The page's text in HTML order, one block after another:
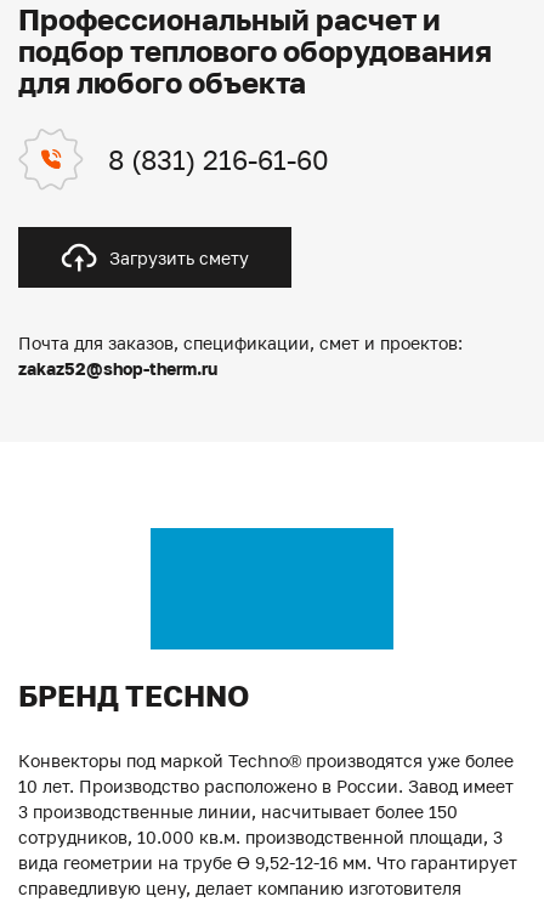
Профессиональный расчет и
подбор теплового оборудования
для любого объекта
8 (831) 216-61-60
Загрузить смету
Почта для заказов, спецификации, смет и проектов:
zakaz52@shop-therm.ru
БРЕНД TECHNO
Конвекторы под маркой Techno® производятся уже более
10 лет. Производство расположено в России. Завод имеет
3 производственные линии, насчитывает более 150
сотрудников, 10.000 кв.м. производственной площади, 3
вида геометрии на трубе ϴ 9,52-12-16 мм. Что гарантирует
справедливую цену, делает компанию изготовителя